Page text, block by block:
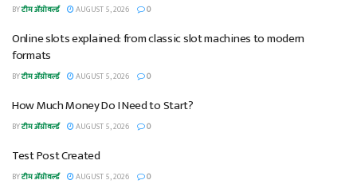
BYटीम ॲग्रोवर्ल्ड AUGUST 5, 2026 0
Online slots explained: from classic slot machines to modern
formats
BYटीम ॲग्रोवर्ल्ड AUGUST 5, 2026 0
How Much Money Do I Need to Start?
BYटीम ॲग्रोवर्ल्ड AUGUST 5, 2026 0
Test Post Created
BYटीम ॲग्रोवर्ल्ड AUGUST 5, 2026 0